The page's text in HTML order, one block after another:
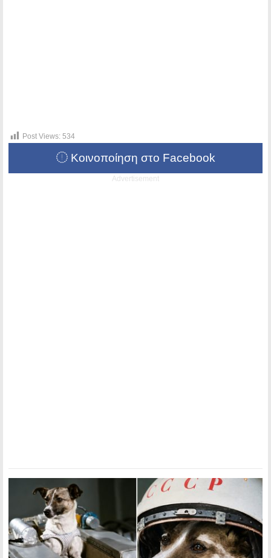
Post Views: 534
Κοινοποίηση στο Facebook
Advertisement